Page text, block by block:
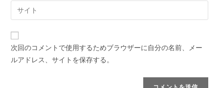
次回のコメントで使用するためブラウザーに自分の名前、メー
ルアドレス、サイトを保存する。